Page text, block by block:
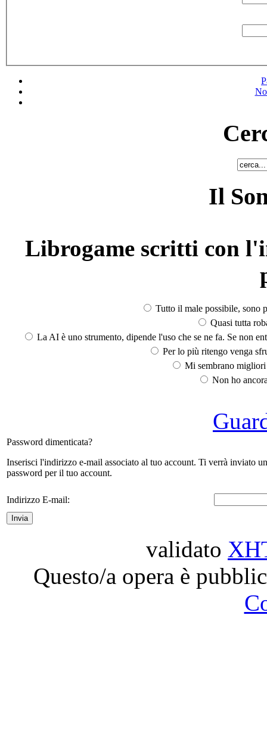
Il
Librogame scritti con
Tutto il male possibile, sono
Quasi tutta
La AI è uno strumento, dipende l'uso che se ne fa. Se non
Per lo più ritengo venga
Mi sembrano
Non ho
Password dimenticata?
Inserisci l'indirizzo e-mail associato al tuo account. Ti verrà inviato
password per il tuo account.
Indirizzo E-mail:
Invia
validato
Questo/a opera è